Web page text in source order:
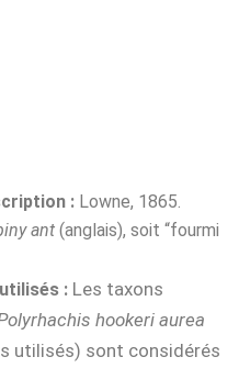
: Lowne, 1865.
ant (anglais), soit “fourmi
: Les taxons
hookeri aurea
utilisés) sont considérés